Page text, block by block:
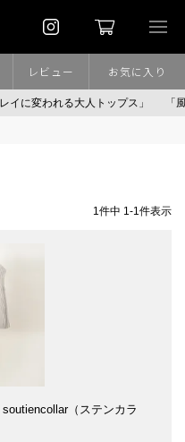
イに変われる大人トップス」 「
レビュー お気に入り
1件中 1-1件表示
（ステンカラ